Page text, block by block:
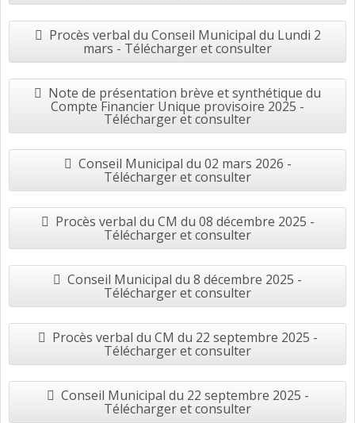
Procès verbal du Conseil Municipal du Lundi 2
mars - Télécharger et consulter
Note de présentation brève et synthétique du
Compte Financier Unique provisoire 2025 -
Télécharger et consulter
Conseil Municipal du 02 mars 2026 -
Télécharger et consulter
Procès verbal du CM du 08 décembre 2025 -
Télécharger et consulter
Conseil Municipal du 8 décembre 2025 -
Télécharger et consulter
Procès verbal du CM du 22 septembre 2025 -
Télécharger et consulter
Conseil Municipal du 22 septembre 2025 -
Télécharger et consulter